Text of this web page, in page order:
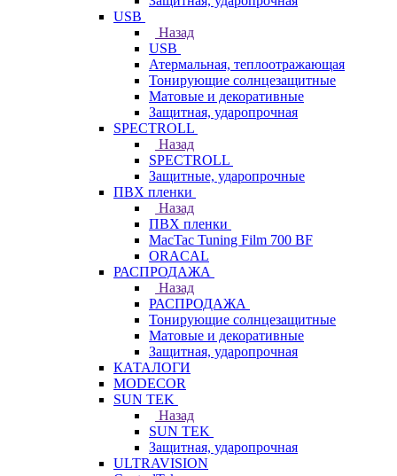
USB
Назад
USB
Атермальная, теплоотражающая
Тонирующие солнцезащитные
Матовые и декоративные
Защитная, ударопрочная
SPECTROLL
Назад
SPECTROLL
Защитные, ударопрочные
ПВХ пленки
Назад
ПВХ пленки
MacTac Tuning Film 700 BF
ORACAL
РАСПРОДАЖА
Назад
РАСПРОДАЖА
Тонирующие солнцезащитные
Матовые и декоративные
Защитная, ударопрочная
КАТАЛОГИ
MODECOR
SUN TEK
Назад
SUN TEK
Защитная, ударопрочная
ULTRAVISION